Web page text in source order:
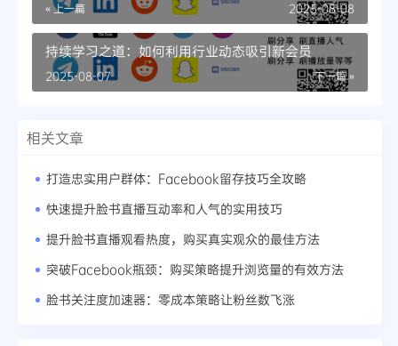
« 上一篇 2025-08-08
持续学习之道：如何利用行业动态吸引新会员
下一篇 »
2025-08-07
相关文章
打造忠实用户群体：Facebook留存技巧全攻略
快速提升脸书直播互动率和人气的实用技巧
提升脸书直播观看热度，购买真实观众的最佳方法
突破Facebook瓶颈：购买策略提升浏览量的有效方法
脸书关注度加速器：零成本策略让粉丝数飞涨